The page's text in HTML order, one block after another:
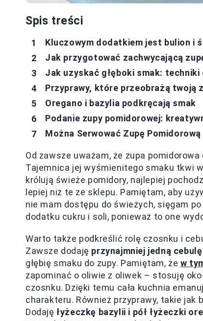
Spis treści
Kluczowym dodatkiem jest bulion i
Jak przygotować zachwycającą
Jak uzyskać głęboki smak: techniki
Przyprawy, które przeobrażą twoją
Oregano i bazylia podkręcają smak
Podanie zupy pomidorowej:
Można Serwować Zupę
Od zawsze uważam, że zupa
Tajemnica jej wyśmienitego smaku tkwi w
królują świeże pomidory, najlepiej
lepiej niż te ze sklepu. Pamiętam, aby
nie mam dostępu do świeżych, sięgam
dodatku cukru i soli, ponieważ to one
Warto także podkreślić rolę czosnku i
Zawsze dodaję przynajmniej jedną
głębię smaku do zupy. Pamiętam, żew
zapominać o oliwie z oliwek – stosuję
czosnku. Dzięki temu cała kuchnia
charakteru. Również przyprawy, takie jak
Dodajęłyżeczkę bazylii i pół łyżeczki